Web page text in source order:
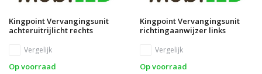
Kingpoint Vervangingsunit
achteruitrijlicht rechts
Vergelijk
Op voorraad
Kingpoint Vervangingsunit
richtingaanwijzer links
Vergelijk
Op voorraad